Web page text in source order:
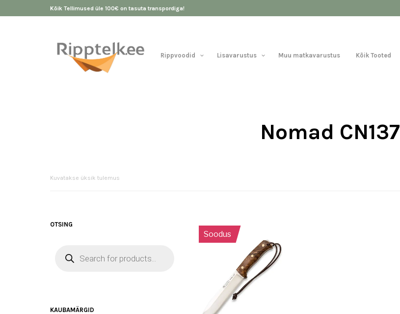
Kõik Tellimused üle 100€ on tasuta transpordiga!
Rippvoodid Lisavarustus Muu matkavarustus Kõik Tooted
Nomad CN137
Kuvatakse üksik tulemus
OTSING
SEARCH
KAUBAMÄRGID
Soodus